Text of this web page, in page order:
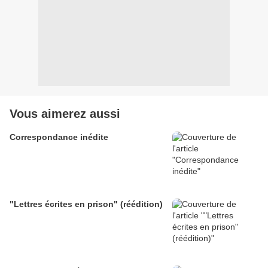
Vous aimerez aussi
Correspondance inédite
"Lettres écrites en prison" (réédition)